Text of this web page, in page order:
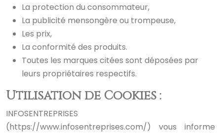
La protection du consommateur,
La publicité mensongère ou trompeuse,
Les prix,
La conformité des produits.
Toutes les marques citées sont déposées par
leurs propriétaires respectifs.
Utilisation de Cookies :
INFOSENTREPRISES
(https://www.infosentreprises.com/) vous informe